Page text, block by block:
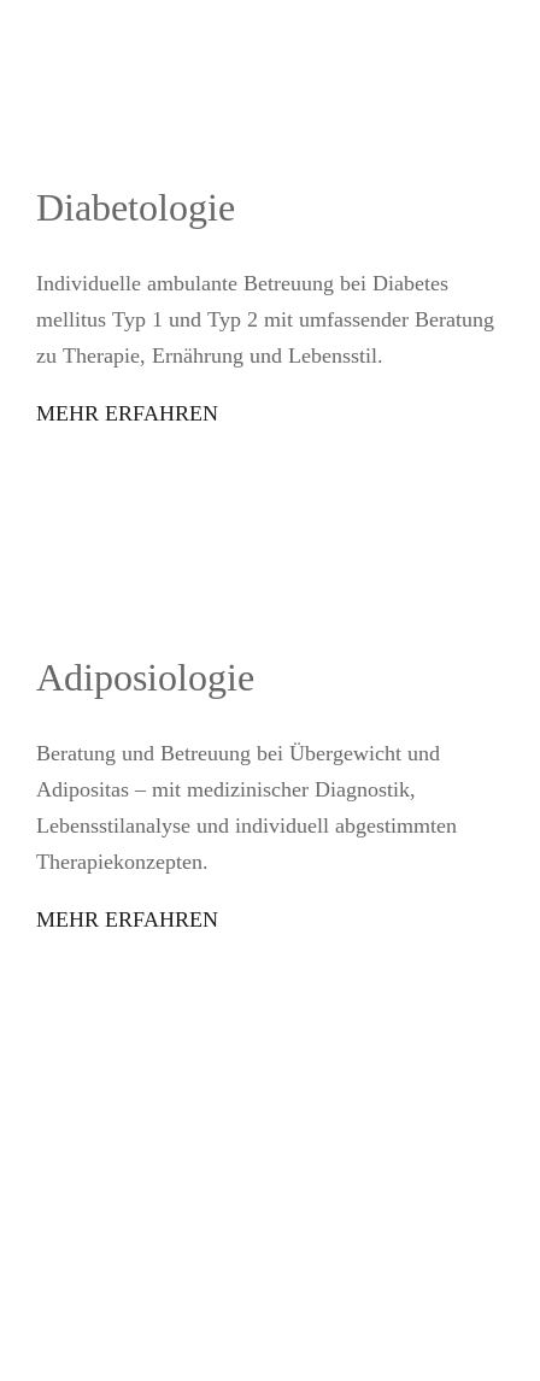
Diabetologie
Individuelle ambulante Betreuung bei Diabetes
mellitus Typ 1 und Typ 2 mit umfassender Beratung
zu Therapie, Ernährung und Lebensstil.
MEHR ERFAHREN
Adiposiologie
Beratung und Betreuung bei Übergewicht und
Adipositas – mit medizinischer Diagnostik,
Lebensstilanalyse und individuell abgestimmten
Therapiekonzepten.
MEHR ERFAHREN